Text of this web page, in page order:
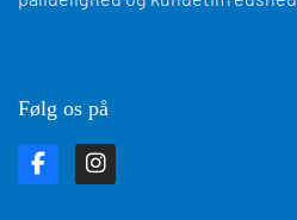
Følg os på